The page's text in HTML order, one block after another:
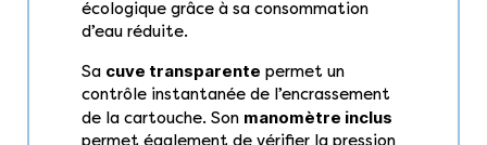
écologique grâce à sa consommation
d’eau réduite.
Sa cuve transparente permet un
contrôle instantanée de l’encrassement
de la cartouche. Son manomètre inclus
permet également de vérifier la pression